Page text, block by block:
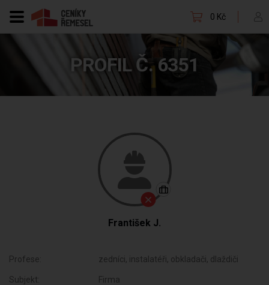
0 Kč
PROFIL Č. 6351
František J.
Profese: zedníci, instalatéři, obkladači, dlaždiči
Subjekt: Firma